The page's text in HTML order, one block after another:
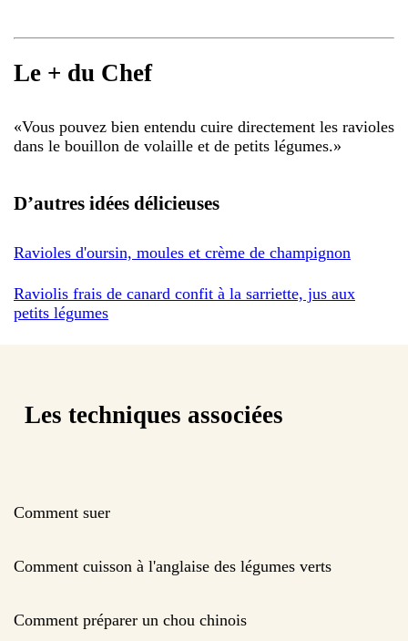
Le + du Chef
«Vous pouvez bien entendu cuire directement les ravioles
dans le bouillon de volaille et de petits légumes.»
D’autres idées délicieuses
Ravioles d'oursin, moules et crème de champignon
Raviolis frais de canard confit à la sarriette, jus aux
petits légumes
Les techniques associées
Comment suer
Comment cuisson à l'anglaise des légumes verts
Comment préparer un chou chinois